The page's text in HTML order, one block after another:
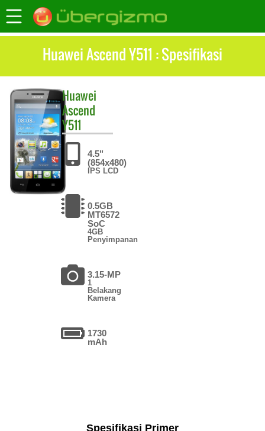
Huawei Ascend Y511 : Spesifikasi
Huawei
Ascend
Y511
4.5"
(854x480)
IPS LCD
0.5GB
MT6572
SoC
4GB
Penyimpanan
3.15-MP
1
Belakang
Kamera
1730
mAh
Spesifikasi Primer